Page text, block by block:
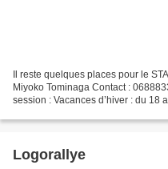
Il reste quelques places pour le
Miyoko Tominaga Contact :
session : Vacances d’hiver : du 18
Logorallye